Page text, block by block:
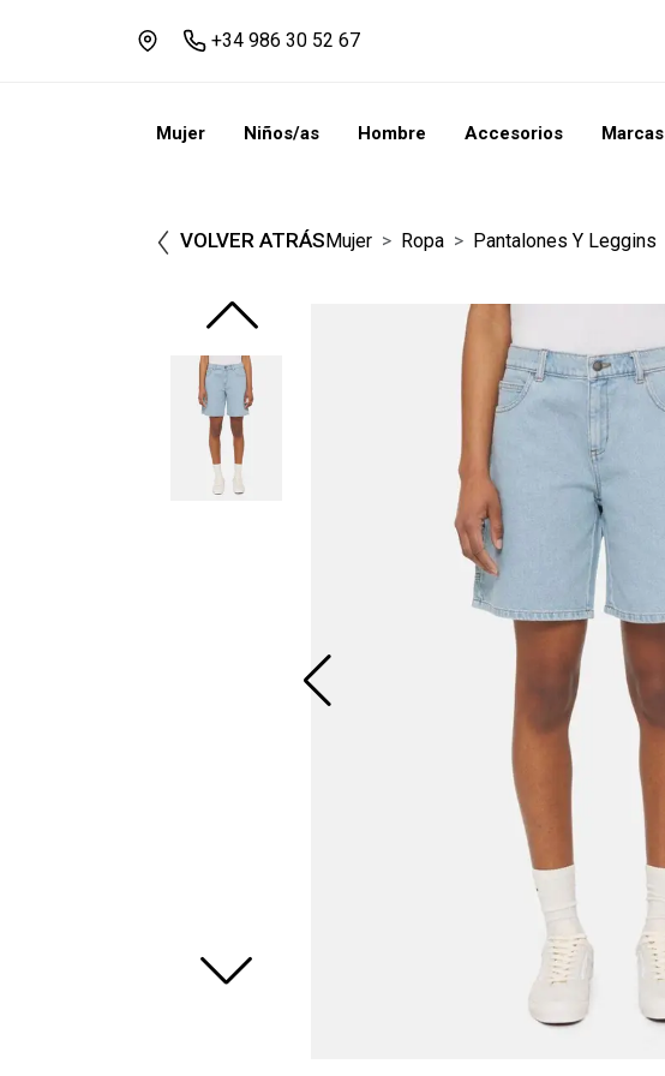
+34 986 30 52 67
Mujer Niños/as Hombre Accesorios Marcas
VOLVER ATRÁSMujer Ropa Pantalones Y Leggins